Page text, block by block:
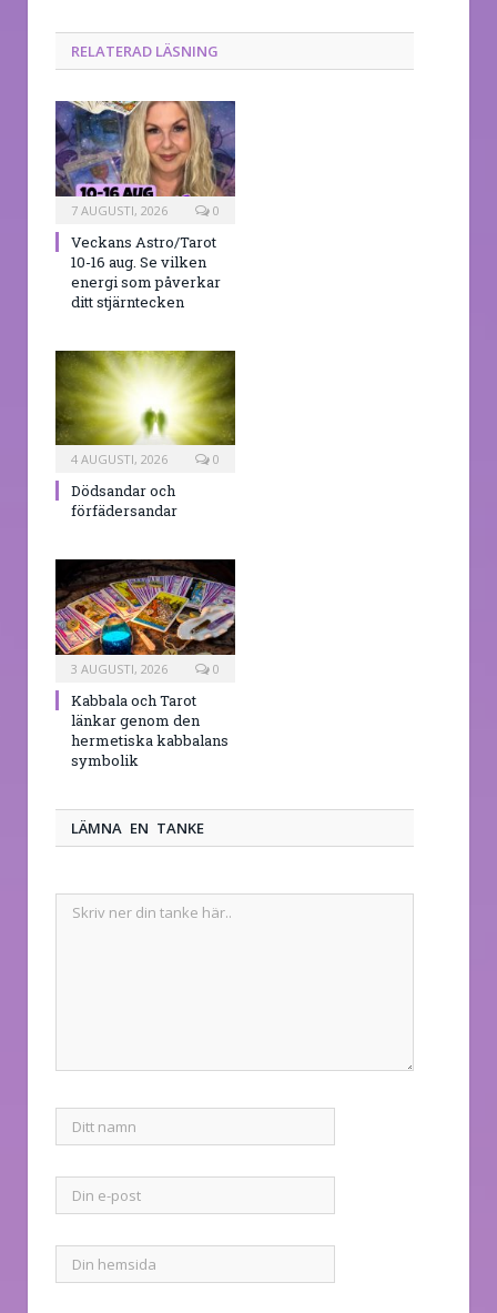
RELATERAD LÄSNING
7 AUGUSTI, 2026 0
Veckans Astro/Tarot
10-16 aug. Se vilken
energi som påverkar
ditt stjärntecken
4 AUGUSTI, 2026 0
Dödsandar och
förfädersandar
3 AUGUSTI, 2026 0
Kabbala och Tarot
länkar genom den
hermetiska kabbalans
symbolik
LÄMNA EN TANKE